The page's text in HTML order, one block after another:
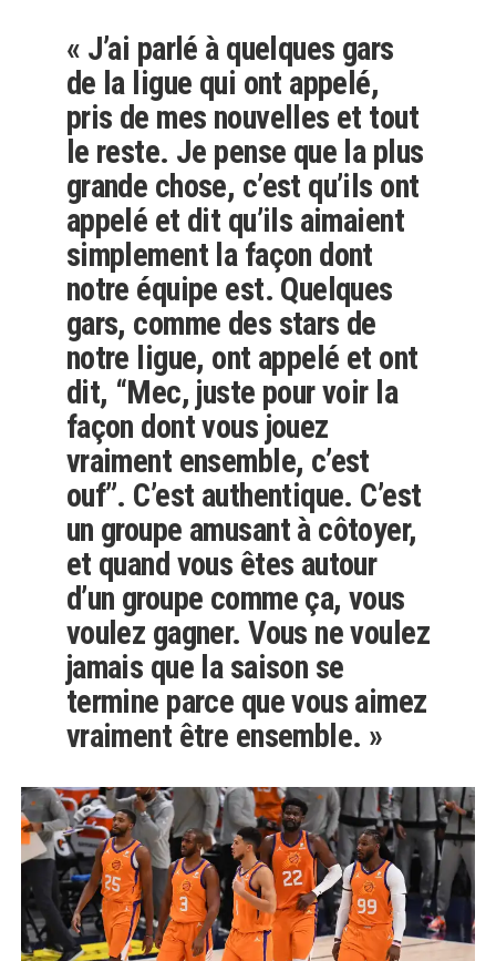
« J’ai parlé à quelques gars
de la ligue qui ont appelé,
pris de mes nouvelles et tout
le reste. Je pense que la plus
grande chose, c’est qu’ils ont
appelé et dit qu’ils aimaient
simplement la façon dont
notre équipe est. Quelques
gars, comme des stars de
notre ligue, ont appelé et ont
dit, “Mec, juste pour voir la
façon dont vous jouez
vraiment ensemble, c’est
ouf”. C’est authentique. C’est
un groupe amusant à côtoyer,
et quand vous êtes autour
d’un groupe comme ça, vous
voulez gagner. Vous ne voulez
jamais que la saison se
termine parce que vous aimez
vraiment être ensemble. »